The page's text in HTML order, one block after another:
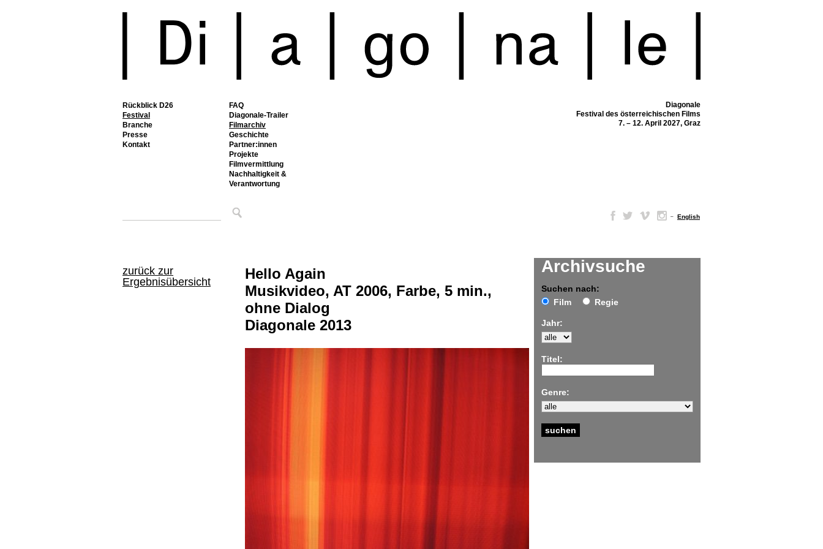
Rückblick D26
Festival
FAQ
Diagonale-Trailer
Filmarchiv
Geschichte
Partner:innen
Projekte
Filmvermittlung
Nachhaltigkeit &
Verantwortung
Branche
Presse
Kontakt
Diagonale
Festival des österreichischen Films
7. – 12. April 2027, Graz
– English
zurück zur
Ergebnisübersicht
Archivsuche
Suchen nach:
Film
Regie
Jahr:
Titel:
Genre:
Hello Again
Musikvideo, AT 2006, Farbe, 5 min.,
ohne Dialog
Diagonale 2013